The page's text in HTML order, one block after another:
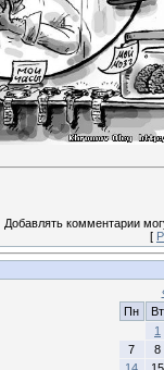
Добавлять комментарии
[
Пн
Вт
1
7
8